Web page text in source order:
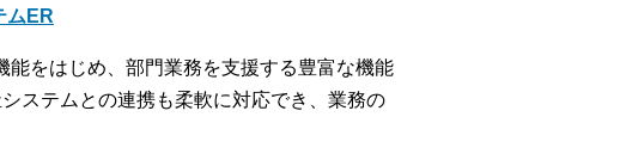
ムER
をはじめ、部門業務を支援する豊富な機能
ステムとの連携も柔軟に対応でき、業務の